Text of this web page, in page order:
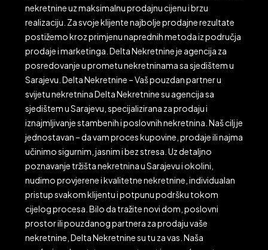
nekretnine uz maksimalnu prodajnu cijenu i brzu
realizaciju. Za svoje klijente najbolje prodajne rezultate
postižemo kroz primjenu naprednih metoda iz područja
prodaje i marketinga. Delta Nekretnine je agencija za
posredovanje u prometu nekretninama sa sjedištem u
Sarajevu. Delta Nekretnine – Vaš pouzdan partner u
svijetu nekretnina Delta Nekretnine su agencija sa
sjedištem u Sarajevu, specijalizirana za prodaju i
iznajmljivanje stambenih i poslovnih nekretnina. Naš cilj je
jednostavan – da vam proces kupovine, prodaje ili najma
učinimo sigurnim, jasnim i bez stresa. Uz detaljno
poznavanje tržišta nekretnina u Sarajevu i okolini,
nudimo provjerene i kvalitetne nekretnine, individualan
pristup svakom klijentu i potpunu podršku tokom
cijelog procesa. Bilo da tražite novi dom, poslovni
prostor ili pouzdanog partnera za prodaju vaše
nekretnine, Delta Nekretnine su tu za vas. Naša